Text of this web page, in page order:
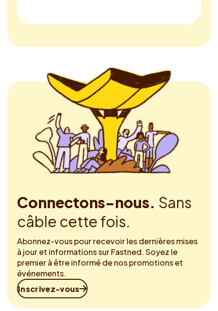
Connectons-nous. Sans
câble cette fois.
Abonnez-vous pour recevoir les dernières mises
à jour et informations sur Fastned. Soyez le
premier à être informé de nos promotions et
événements.
Inscrivez-vous